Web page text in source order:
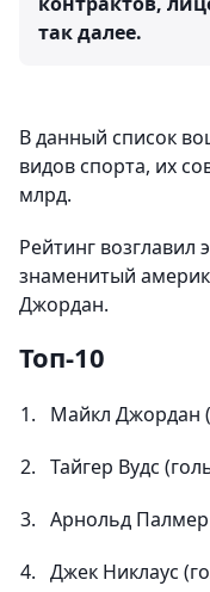
так далее.
В данный список
видов спорта, их
млрд.
Рейтинг возглавил
знаменитый
Джордан.
Топ-10
Майкл Джордан
Тайгер Вудс
Арнольд Палмер
Джек Никлаус